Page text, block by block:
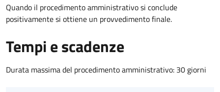
Quando il procedimento amministrativo si conclude
positivamente si ottiene un provvedimento finale.
Tempi e scadenze
Durata massima del procedimento amministrativo: 30 giorni